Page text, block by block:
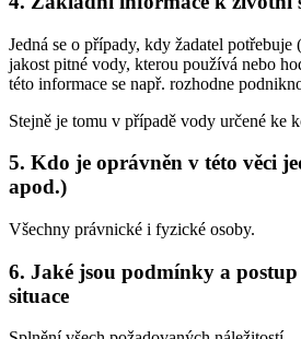
Jedná se o případy, kdy žadatel
jakost pitné vody, kterou používá nebo
této informace se např. rozhodne
Stejně je tomu v případě vody určené ke
5. Kdo je oprávněn v této věci
apod.)
Všechny právnické i fyzické osoby.
6. Jaké jsou podmínky a
situace